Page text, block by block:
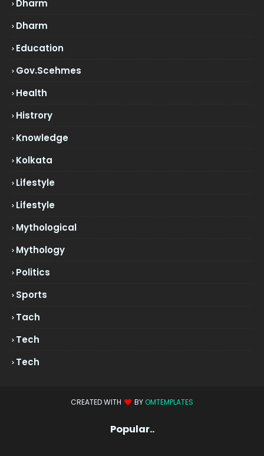
Dharm
Dharm
Education
Gov.scehmes
Health
Histrory
Knowledge
Kolkata
Lifestyle
Lifestyle
Mythological
Mythology
Politics
Sports
Tach
Tech
Tech
CREATED WITH BY OMTEMPLATES
Popular..